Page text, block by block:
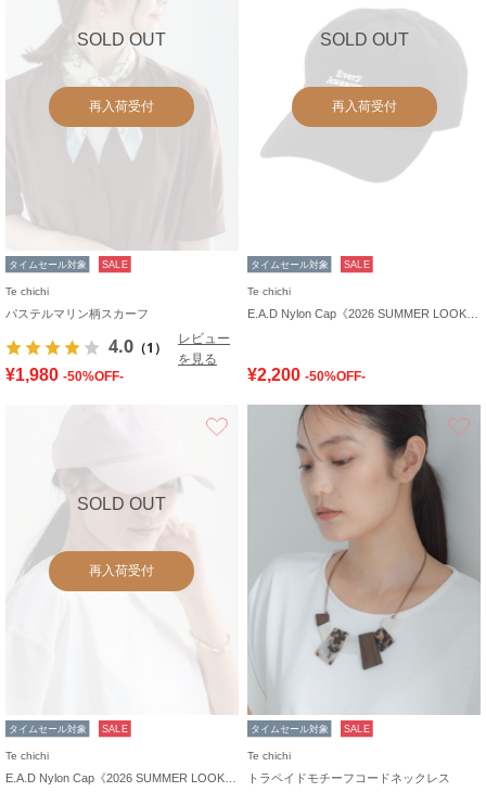
SOLD OUT
再入荷受付
タイムセール対象 SALE
Te chichi
パステルマリン柄スカーフ
4.0 （1）
レビュー
を見る
¥1,980 -50%OFF-
SOLD OUT
再入荷受付
タイムセール対象 SALE
Te chichi
¥2,200 -50%OFF-
SOLD OUT
再入荷受付
お気に入り
タイムセール対象 SALE
Te chichi
タイムセール対象 SALE
Te chichi
トラペイドモチーフコードネックレス